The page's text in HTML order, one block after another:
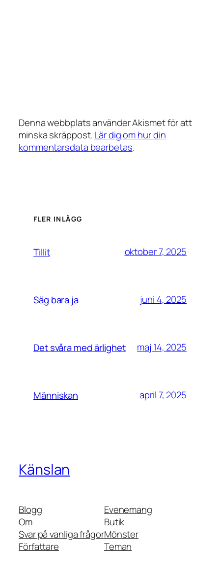
Denna webbplats använder Akismet för att
minska skräppost. Lär dig om hur din
kommentarsdata bearbetas.
FLER INLÄGG
Tillit oktober 7, 2025
Säg bara ja juni 4, 2025
Det svåra med ärlighet maj 14, 2025
Människan april 7, 2025
Känslan
Blogg
Om
Svar på vanliga frågor
Författare
Evenemang
Butik
Mönster
Teman